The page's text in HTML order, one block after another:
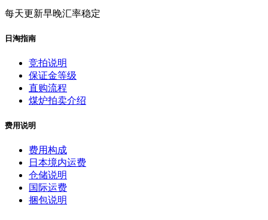
每天更新早晚汇率稳定
日淘指南
竞拍说明
保证金等级
直购流程
煤炉拍卖介绍
费用说明
费用构成
日本境内运费
仓储说明
国际运费
捆包说明